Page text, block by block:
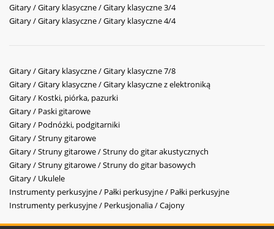
Gitary / Gitary klasyczne / Gitary klasyczne 3/4
Gitary / Gitary klasyczne / Gitary klasyczne 4/4
Gitary / Gitary klasyczne / Gitary klasyczne 7/8
Gitary / Gitary klasyczne / Gitary klasyczne z elektroniką
Gitary / Kostki, piórka, pazurki
Gitary / Paski gitarowe
Gitary / Podnóżki, podgitarniki
Gitary / Struny gitarowe
Gitary / Struny gitarowe / Struny do gitar akustycznych
Gitary / Struny gitarowe / Struny do gitar basowych
Gitary / Ukulele
Instrumenty perkusyjne / Pałki perkusyjne / Pałki perkusyjne
Instrumenty perkusyjne / Perkusjonalia / Cajony